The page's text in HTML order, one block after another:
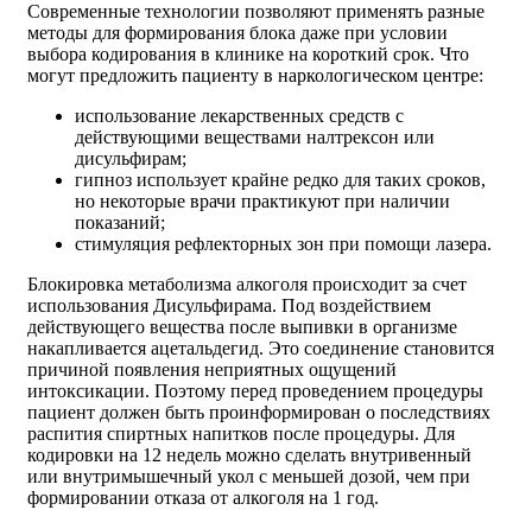
Современные технологии позволяют применять разные
методы для формирования блока даже при условии
выбора кодирования в клинике на короткий срок. Что
могут предложить пациенту в наркологическом центре:
использование лекарственных средств с
действующими веществами налтрексон или
дисульфирам;
гипноз использует крайне редко для таких сроков,
но некоторые врачи практикуют при наличии
показаний;
стимуляция рефлекторных зон при помощи лазера.
Блокировка метаболизма алкоголя происходит за счет
использования Дисульфирама. Под воздействием
действующего вещества после выпивки в организме
накапливается ацетальдегид. Это соединение становится
причиной появления неприятных ощущений
интоксикации. Поэтому перед проведением процедуры
пациент должен быть проинформирован о последствиях
распития спиртных напитков после процедуры. Для
кодировки на 12 недель можно сделать внутривенный
или внутримышечный укол с меньшей дозой, чем при
формировании отказа от алкоголя на 1 год.